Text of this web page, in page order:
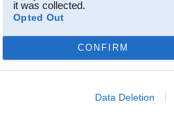
it was collected.
Opted Out
CONFIRM
Data Deletion